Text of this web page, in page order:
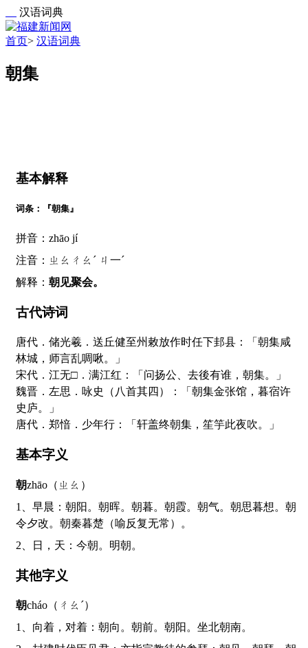
汉语词典
首页> 汉语词典
朝集
基本解释
词条：『朝集』
拼音：zhāo jí
注音：ㄓㄠㄔㄠˊ ㄐ一ˊ
解释： 朝见聚会。
古代诗词
唐代．储光羲．送丘健至州敕放作时任下邽县：「朝集咸
林城，师言乱啁啾。」
宋代．江无□．满江红：「问扬公、去後有谁，朝集。」
魏晋．左思．咏史（八首其四）：「朝集金张馆，暮宿许
史庐。」
唐代．郑愔．少年行：「轩盖终朝集，笙竽此夜吹。」
基本字义
朝zhāo（ㄓㄠ）
1、早晨：朝阳。朝晖。朝暮。朝霞。朝气。朝思暮想。朝
令夕改。朝秦暮楚（喻反复无常）。
2、日，天：今朝。明朝。
其他字义
朝cháo（ㄔㄠˊ）
1、向着，对着：朝向。朝前。朝阳。坐北朝南。